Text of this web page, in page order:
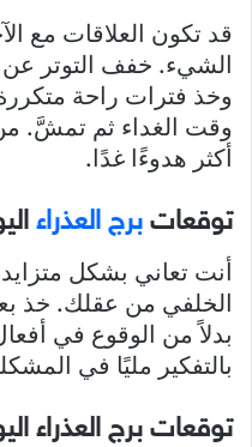
قد تكون العلاقات مع
الشيء. خفف التوتر
وخذ فترات راحة
وقت الغداء ثم تمشَّ.
أكثر هدوءًا غدًا.
توقعات برج العذراء
أنت تعاني بشكل
الخلفي من عقلك. خذ
بدلاً من الوقوع في
بالتفكير مليًا في
توقعات برج العذراء